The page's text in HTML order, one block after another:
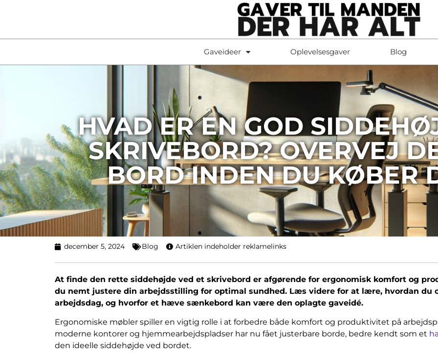
Gaveideer Oplevelsesgaver Blog
HVAD ER EN GOD
SKRIVEBORD? OVERVEJ
BORD INDEN DU KØBER
december 5, 2024 Blog Artiklen indeholder reklamelinks
At finde den rette siddehøjde ved et skrivebord er afgørende for ergonomisk komfort og
du nemt justere din arbejdsstilling for optimal sundhed. Læs videre for at lære, hvordan du
arbejdsdag, og hvorfor et hæve sænkebord kan være den oplagte gaveidé.
Ergonomiske møbler spiller en vigtig rolle i at forbedre både komfort og produktivitet på
moderne kontorer og hjemmearbejdspladser har nu fået justerbare borde, bedre kendt som et
den ideelle siddehøjde ved bordet.